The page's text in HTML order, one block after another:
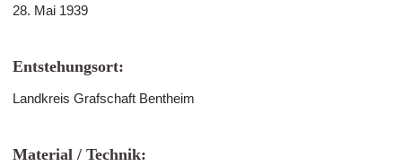
28. Mai 1939
Entstehungsort:
Landkreis Grafschaft Bentheim
Material / Technik: